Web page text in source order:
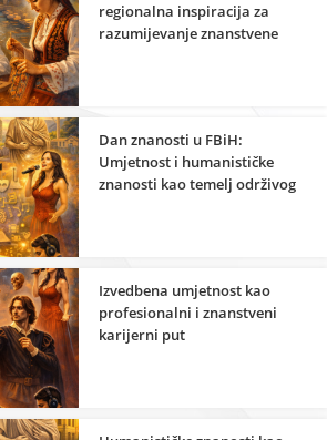
regionalna inspiracija za
razumijevanje znanstvene
Dan znanosti u FBiH:
Umjetnost i humanističke
znanosti kao temelj održivog
Izvedbena umjetnost kao
profesionalni i znanstveni
karijerni put